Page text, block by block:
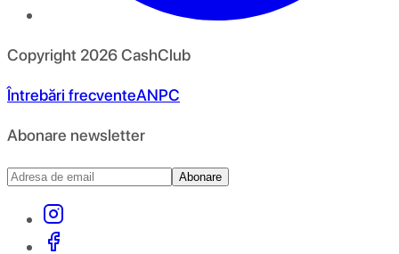
Copyright 2026CashClub
Întrebări frecventeANPC
Abonare newsletter
Abonare